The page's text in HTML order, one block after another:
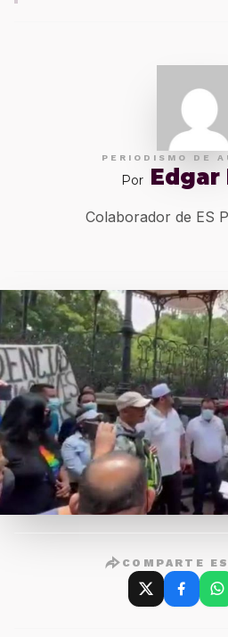
PERIODISMO DE
Por Edgar
Colaborador de ES
COMPARTE